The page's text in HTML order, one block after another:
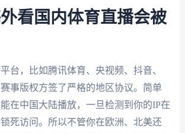
看国内体育直播会被
台，比如腾讯体育、央视频、抖音、
事版权方签了严格的地区协议。简单
在中国大陆播放，一旦检测到你的IP在
死访问。所以不管你在欧洲、北美还